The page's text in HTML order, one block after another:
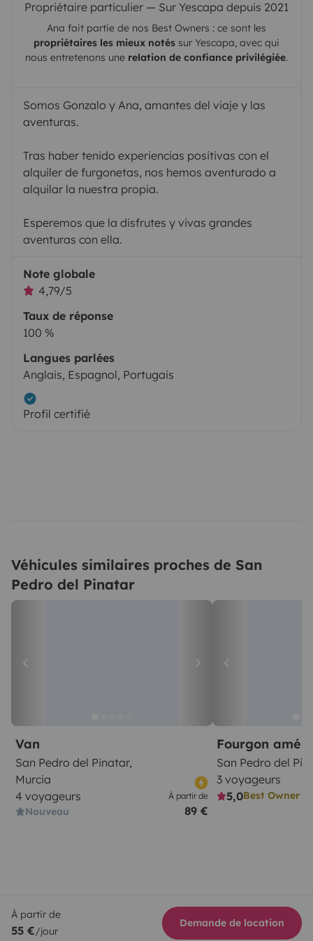
Propriétaire particulier — Sur Yescapa depuis 2021
Ana fait partie de nos Best Owners : ce sont les
propriétaires les mieux notés sur Yescapa, avec qui
nous entretenons une relation de confiance privilégiée.
Somos Gonzalo y Ana, amantes del viaje y las
aventuras.
Tras haber tenido experiencias positivas con el
alquiler de furgonetas, nos hemos aventurado a
alquilar la nuestra propia.
Esperemos que la disfrutes y vivas grandes
aventuras con ella.
Note globale
4,79/5
Taux de réponse
100 %
Langues parlées
Anglais, Espagnol, Portugais
Profil certifié
Véhicules similaires proches de San
Pedro del Pinatar
Van
San Pedro del Pinatar,
Murcia
4 voyageurs
Nouveau
À partir de
89 €
Fourgon
San Pedro del
3 voyageurs
5,0Best Owner
À partir de
55 €/jour
Demande de location